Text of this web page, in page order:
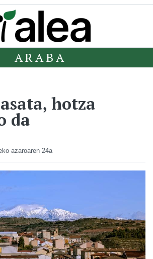
ARABA
hotza
da
azaroaren 24a